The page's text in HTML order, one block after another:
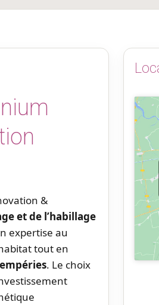
&
et de l’habillage
expertise au
tout en
. Le choix